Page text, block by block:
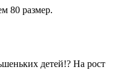
80 размер.
детей!? На рост